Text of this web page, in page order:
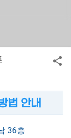
법 안내
36층